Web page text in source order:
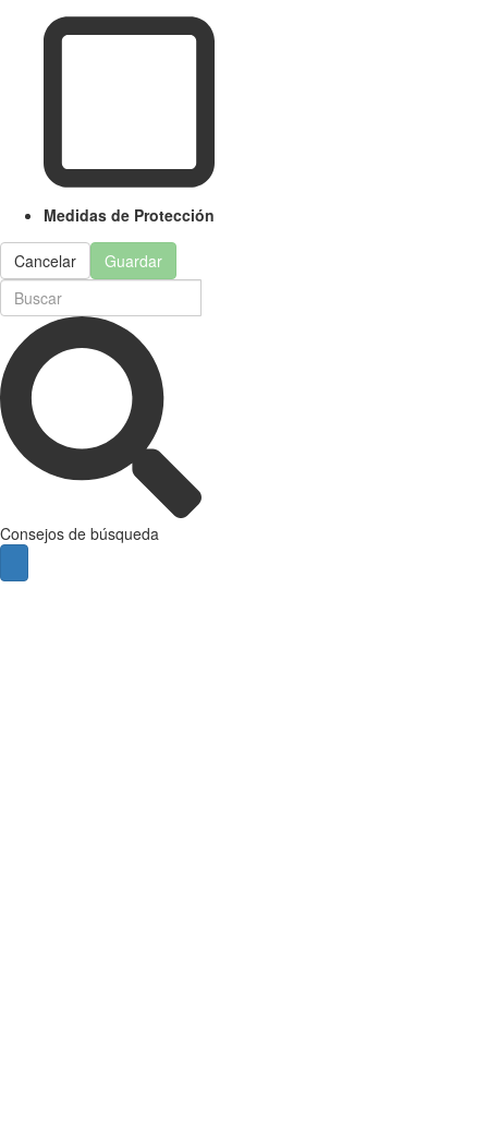
Medidas de Protección
Cancelar Guardar
Consejos de búsqueda